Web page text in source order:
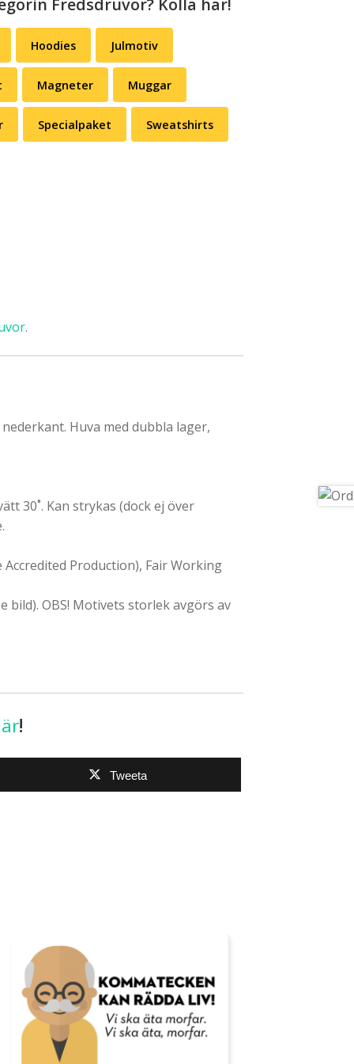
Hoodies Julmotiv
Magneter Muggar
Specialpaket Sweatshirts
.
Huva med dubbla lager,
30˚. Kan strykas (dock ej över
Accredited Production), Fair Working
bild). OBS! Motivets storlek avgörs av
!
Tweeta